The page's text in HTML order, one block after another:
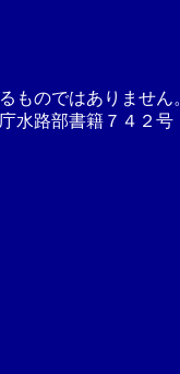
ものではありませ
水路部書籍７４２